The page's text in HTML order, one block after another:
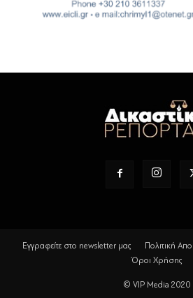
Εγγραφείτε στο newsletter μας Πολιτική
Όροι Χρήσης
© VIP Media 2020